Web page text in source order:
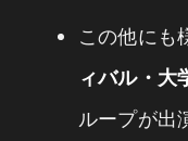
この他にも
ィバル・大
ループが出